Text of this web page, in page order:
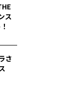
ス
さ